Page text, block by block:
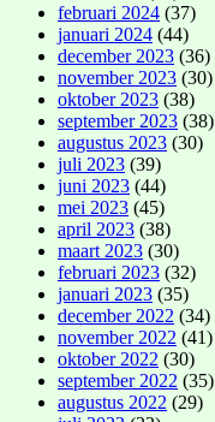
februari 2024 (37)
januari 2024 (44)
december 2023 (36)
november 2023 (30)
oktober 2023 (38)
september 2023 (38)
augustus 2023 (30)
juli 2023 (39)
juni 2023 (44)
mei 2023 (45)
april 2023 (38)
maart 2023 (30)
februari 2023 (32)
januari 2023 (35)
december 2022 (34)
november 2022 (41)
oktober 2022 (30)
september 2022 (35)
augustus 2022 (29)